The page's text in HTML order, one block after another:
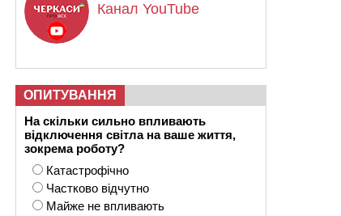
Канал YouTube
ОПИТУВАННЯ
На скільки сильно впливають
відключення світла на ваше життя,
зокрема роботу?
Катастрофічно
Частково відчутно
Майже не впливають